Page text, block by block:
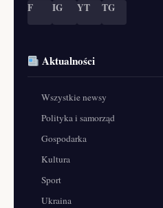
F IG YT TG
Aktualności
Wszystkie newsy
Polityka i samorząd
Gospodarka
Kultura
Sport
Ukraina